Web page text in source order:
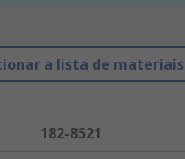
a lista de materiais
182-8521